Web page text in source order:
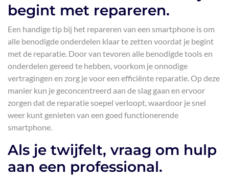
begint met repareren.
Een handige tip bij het repareren van een smartphone is om
alle benodigde onderdelen klaar te zetten voordat je begint
met de reparatie. Door van tevoren alle benodigde tools en
onderdelen gereed te hebben, voorkom je onnodige
vertragingen en zorg je voor een efficiënte reparatie. Op deze
manier kun je geconcentreerd aan de slag gaan en ervoor
zorgen dat de reparatie soepel verloopt, waardoor je snel
weer kunt genieten van een goed functionerende
smartphone.
Als je twijfelt, vraag om hulp
aan een professional.